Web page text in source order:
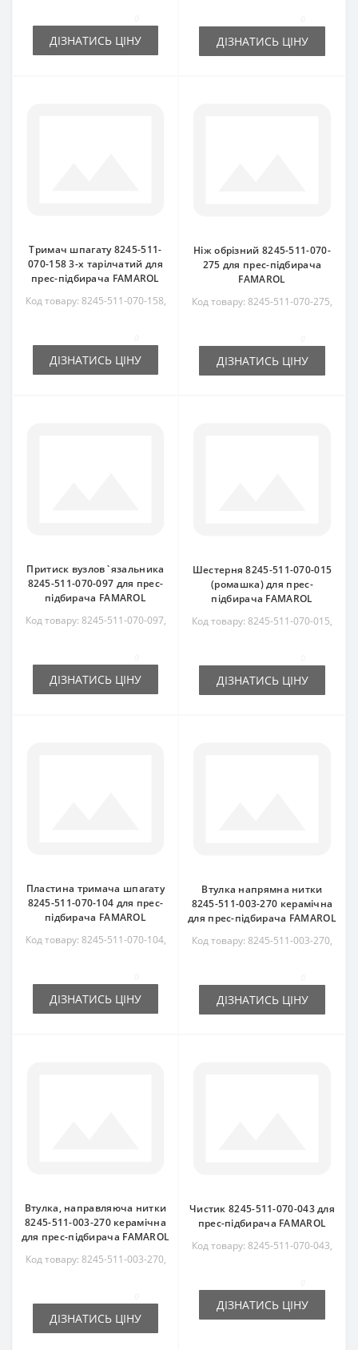
ДІЗНАТИСЬ ЦІНУ ДІЗНАТИСЬ ЦІНУ
Тримач шпагату 8245-511-
070-158 3-х тарілчатий для
прес-підбирача FAMAROL
Код товару: 8245-511-070-158,
ДІЗНАТИСЬ ЦІНУ
Ніж обрізний 8245-511-070-
275 для прес-підбирача
FAMAROL
Код товару: 8245-511-070-275,
ДІЗНАТИСЬ ЦІНУ
Притиск вузлов`язальника
8245-511-070-097 для прес-
підбирача FAMAROL
Код товару: 8245-511-070-097,
ДІЗНАТИСЬ ЦІНУ
Шестерня 8245-511-070-015
(ромашка) для прес-
підбирача FAMAROL
Код товару: 8245-511-070-015,
ДІЗНАТИСЬ ЦІНУ
Пластина тримача шпагату
8245-511-070-104 для прес-
підбирача FAMAROL
Код товару: 8245-511-070-104,
ДІЗНАТИСЬ ЦІНУ
Втулка напрямна нитки
8245-511-003-270 керамічна
для прес-підбирача FAMAROL
Код товару: 8245-511-003-270,
ДІЗНАТИСЬ ЦІНУ
Втулка, направляюча нитки
8245-511-003-270 керамічна
для прес-підбирача FAMAROL
Код товару: 8245-511-003-270,
ДІЗНАТИСЬ ЦІНУ
Чистик 8245-511-070-043 для
прес-підбирача FAMAROL
Код товару: 8245-511-070-043,
ДІЗНАТИСЬ ЦІНУ